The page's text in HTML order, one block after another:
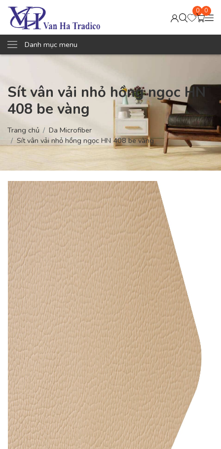
0 0
Danh mục menu
Sít vân vải nhỏ hồng ngọc HN
408 be vàng
Trang chủ
Da Microfiber
Sít vân vải nhỏ hồng ngọc HN 408 be vàng